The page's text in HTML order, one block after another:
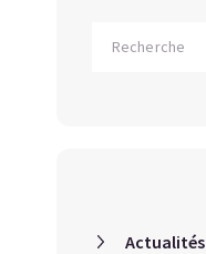
Actualités